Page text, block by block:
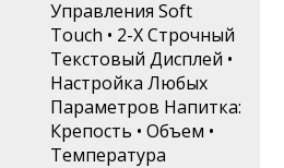
Управления Soft
Touch • 2-Х Строчный
Текстовый Дисплей •
Настройка Любых
Параметров Напитка:
Крепость • Объем •
Температура